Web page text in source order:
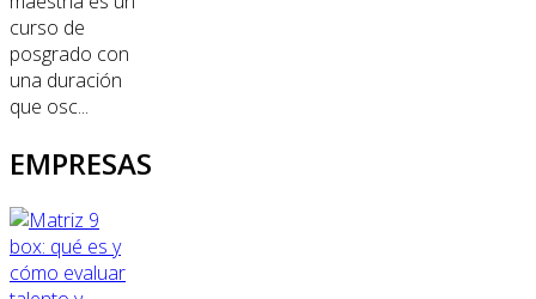
curso de
posgrado con
una duración
que osc...
EMPRESAS